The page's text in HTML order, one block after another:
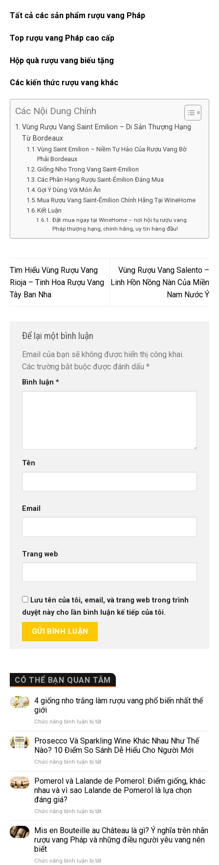
CÓ THỂ BẠN QUAN TÂM
4 giống nho trắng làm rượu vang phổ biến nhất thế
giới
Chức năng bình luận bị tắtở
giống
nho
trắng
làm
vang
phổ
thế
Prosecco Và Sparkling Wine Khác Nhau Như Thế
Nào? 10 Điểm So Sánh Dễ Hiểu Cho Người Mới
Chức năng bình luận bị tắtở
Và
Sparkling
Wine
Nhau
Thế
Nào?
10
So
Pomerol và Lalande de Pomerol: Điểm giống, khác
nhau và vì sao Lalande de Pomerol là lựa chọn
đáng giá?
Chức năng bình luận bị tắtở
và
Lalande
de
Điểm
Mis en Bouteille au Château là gì? Ý nghĩa trên nhãn
rượu vang Pháp và những điều người yêu vang nên
biết
Chức năng bình luận bị tắtở
Tất cả các sản phẩm rượu vang Pháp
Top rượu vang Pháp cao cấp
Hộp quà rượu vang biếu tặng
Các kiến thức rượu vang khác
Các Nội Dung Chính
Vùng Rượu Vang Saint Emilion – Di Sản Thượng Hạng
Từ Bordeaux
Vùng Saint Emilion – Niềm Tự Hào Của Rượu Vang Bờ
Phải Bordeaux
Giống Nho Trong Vang Saint-Emilion
Các Phân Hạng Rượu Saint-Émilion Đáng Mua
Gợi Ý Dùng Với Món Ăn
Mua Rượu Vang Saint-Émilion Chính Hãng Tại WineHome
Kết Luận
Đặt mua ngay tại WineHome – nơi hội tụ rượu vang
Pháp thượng hạng, chính hãng, uy tín hàng đầu!
Tìm Hiểu Vùng Rượu Vang
Rioja – Tinh Hoa Rượu Vang
Tây Ban Nha
Vùng Rượu Vang Salento –
Linh Hồn Nồng Nàn Của Miền
Nam Nước Ý
Để lại một bình luận
Email của bạn sẽ không được hiển thị công khai.
Các trường bắt buộc được đánh dấu *
Bình luận *
Tên
Email
Trang web
Lưu tên của tôi, email, và trang web trong trình
duyệt này cho lần bình luận kế tiếp của tôi.